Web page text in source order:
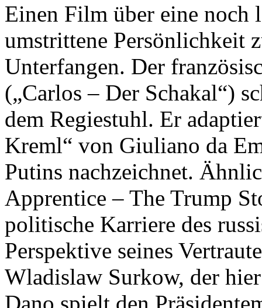
Einen Film über eine noch
umstrittene Persönlichkeit
Unterfangen. Der
(„Carlos – Der Schakal“)
dem Regiestuhl. Er
Kreml“ von Giuliano da
Putins nachzeichnet.
Apprentice – The Trump
politische Karriere des
Perspektive seines
Wladislaw Surkow, der
Dano spielt den